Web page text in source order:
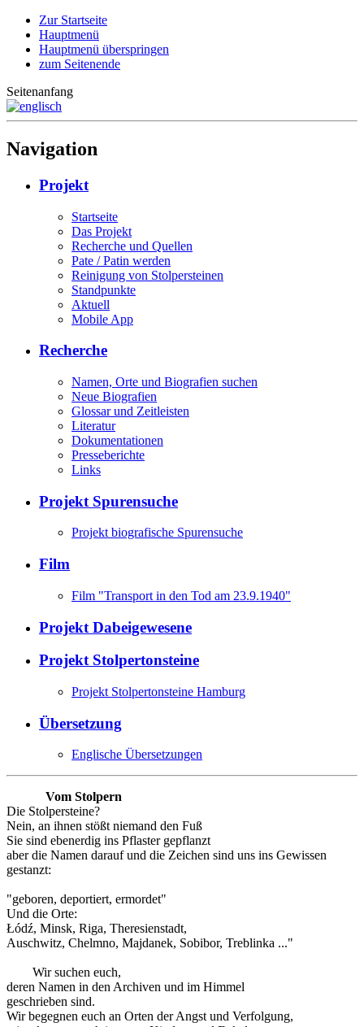
Zur Startseite
Hauptmenü
Hauptmenü überspringen
zum Seitenende
Seitenanfang
Navigation
Projekt
Startseite
Das Projekt
Recherche und Quellen
Pate / Patin werden
Reinigung von Stolpersteinen
Standpunkte
Aktuell
Mobile App
Recherche
Namen, Orte und Biografien suchen
Neue Biografien
Glossar und Zeitleisten
Literatur
Dokumentationen
Presseberichte
Links
Projekt Spurensuche
Projekt biografische Spurensuche
Film
Film "Transport in den Tod am 23.9.1940"
Projekt Dabeigewesene
Projekt Stolpertonsteine
Projekt Stolpertonsteine Hamburg
Übersetzung
Englische Übersetzungen
Vom Stolpern
Die Stolpersteine?
Nein, an ihnen stößt niemand den Fuß
Sie sind ebenerdig ins Pflaster gepflanzt
aber die Namen darauf und die Zeichen sind uns ins Gewissen
gestanzt:
"geboren, deportiert, ermordet"
Und die Orte:
Łódź, Minsk, Riga, Theresienstadt,
Auschwitz, Chelmno, Majdanek, Sobibor, Treblinka ..."
Wir suchen euch,
deren Namen in den Archiven und im Himmel
geschrieben sind.
Wir begegnen euch an Orten der Angst und Verfolgung,